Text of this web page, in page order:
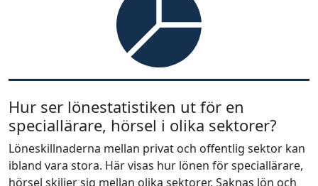
Hur ser lönestatistiken ut för en
speciallärare, hörsel i olika sektorer?
Löneskillnaderna mellan privat och offentlig sektor kan
ibland vara stora. Här visas hur lönen för speciallärare,
hörsel skiljer sig mellan olika sektorer. Saknas lön och